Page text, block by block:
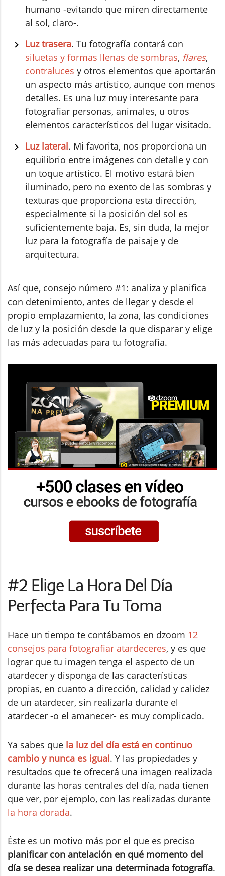
humano -evitando que miren directamente
al sol, claro-.
Luz trasera. Tu fotografía contará con
siluetas y formas llenas de sombras, flares,
contraluces y otros elementos que aportarán
un aspecto más artístico, aunque con menos
detalles. Es una luz muy interesante para
fotografiar personas, animales, u otros
elementos característicos del lugar visitado.
Luz lateral. Mi favorita, nos proporciona un
equilibrio entre imágenes con detalle y con
un toque artístico. El motivo estará bien
iluminado, pero no exento de las sombras y
texturas que proporciona esta dirección,
especialmente si la posición del sol es
suficientemente baja. Es, sin duda, la mejor
luz para la fotografía de paisaje y de
arquitectura.
Así que, consejo número #1: analiza y planifica
con detenimiento, antes de llegar y desde el
propio emplazamiento, la zona, las condiciones
de luz y la posición desde la que disparar y elige
las más adecuadas para tu fotografía.
#2 Elige La Hora Del Día
Perfecta Para Tu Toma
Hace un tiempo te contábamos en dzoom 12
consejos para fotografiar atardeceres, y es que
lograr que tu imagen tenga el aspecto de un
atardecer y disponga de las características
propias, en cuanto a dirección, calidad y calidez
de un atardecer, sin realizarla durante el
atardecer -o el amanecer- es muy complicado.
Ya sabes que la luz del día está en continuo
cambio y nunca es igual. Y las propiedades y
resultados que te ofrecerá una imagen realizada
durante las horas centrales del día, nada tienen
que ver, por ejemplo, con las realizadas durante
la hora dorada.
Éste es un motivo más por el que es preciso
planificar con antelación en qué momento del
día se desea realizar una determinada fotografía.